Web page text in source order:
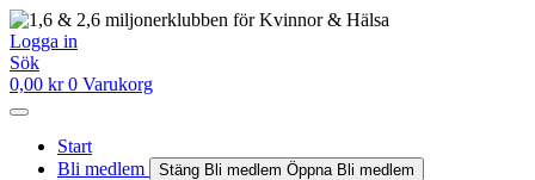
Hoppa
till
innehåll
Logga in
Sök
0,00 kr 0 Varukorg
Start
Bli medlem
Stäng Bli medlem Öppna Bli medlem